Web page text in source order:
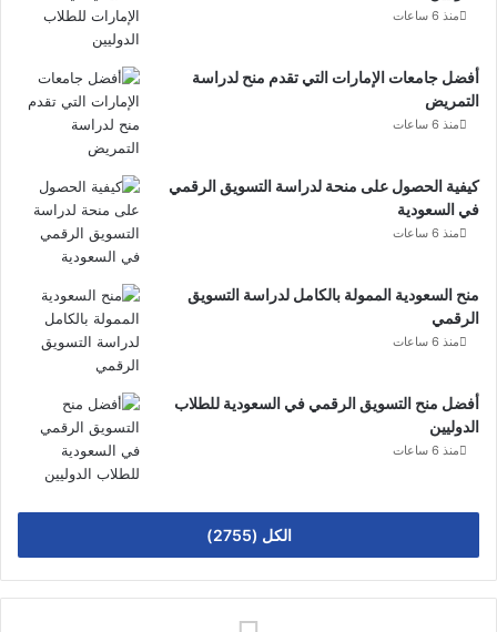
منذ 6 ساعات
أفضل جامعات الإمارات التي تقدم منح لدراسة
التمريض
منذ 6 ساعات
كيفية الحصول على منحة لدراسة التسويق الرقمي
في السعودية
منذ 6 ساعات
منح السعودية الممولة بالكامل لدراسة التسويق
الرقمي
منذ 6 ساعات
أفضل منح التسويق الرقمي في السعودية للطلاب
الدوليين
منذ 6 ساعات
الكل (2755)